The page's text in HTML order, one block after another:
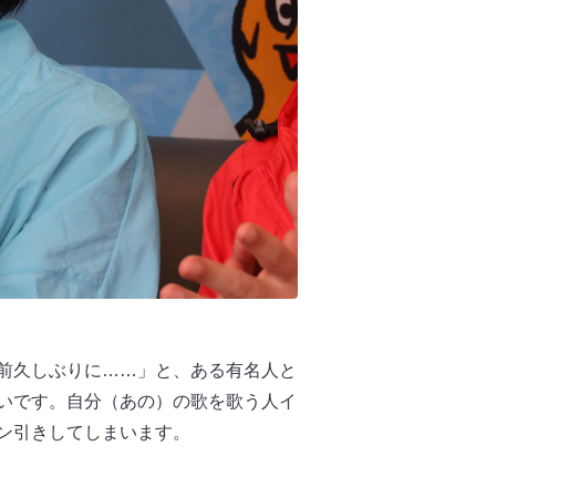
久しぶりに……」と、ある有名人と
です。自分（あの）の歌を歌う人イ
きしてしまいます。